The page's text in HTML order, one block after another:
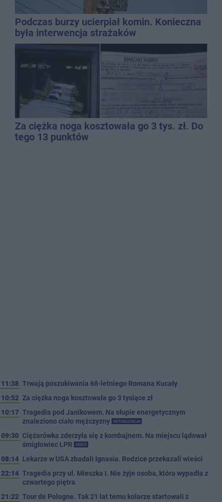
Podczas burzy ucierpiał komin. Konieczna
była interwencja strażaków
Za ciężka noga kosztowała go 3 tys. zł. Do
tego 13 punktów
11:38 Trwają poszukiwania 68-letniego Romana Kucały
10:52 Za ciężka noga kosztowała go 3 tysiące zł
10:17 Tragedia pod Janikowem. Na słupie energetycznym
znaleziono ciało mężczyzny
AKTUALIZACJA
09:30 Ciężarówka zderzyła się z kombajnem. Na miejscu lądował
śmigłowiec LPR
VIDEO
08:14 Lekarze w USA zbadali Ignasia. Rodzice przekazali wieści
22:14 Tragedia przy ul. Mieszka I. Nie żyje osoba, która wypadła z
czwartego piętra
21:22 Tour de Pologne. Tak 21 lat temu kolarze startowali z